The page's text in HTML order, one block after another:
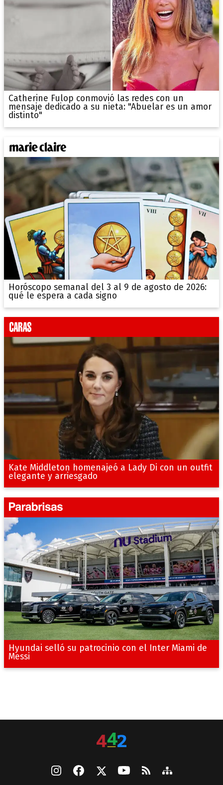
Catherine Fulop conmovió las redes con un
mensaje dedicado a su nieta: "Abuelar es un amor
distinto"
Horóscopo semanal del 3 al 9 de agosto de 2026:
qué le espera a cada signo
Kate Middleton homenajeó a Lady Di con un outfit
elegante y arriesgado
Hyundai selló su patrocinio con el Inter Miami de
Messi